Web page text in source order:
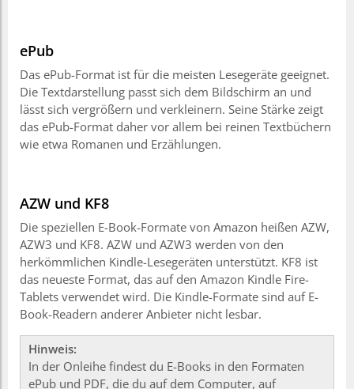
ePub
Das ePub-Format ist für die meisten Lesegeräte geeignet.
Die Textdarstellung passt sich dem Bildschirm an und
lässt sich vergrößern und verkleinern. Seine Stärke zeigt
das ePub-Format daher vor allem bei reinen Textbüchern
wie etwa Romanen und Erzählungen.
AZW und KF8
Die speziellen E-Book-Formate von Amazon heißen AZW,
AZW3 und KF8. AZW und AZW3 werden von den
herkömmlichen Kindle-Lesegeräten unterstützt. KF8 ist
das neueste Format, das auf den Amazon Kindle Fire-
Tablets verwendet wird. Die Kindle-Formate sind auf E-
Book-Readern anderer Anbieter nicht lesbar.
Hinweis:
In der Onleihe findest du E-Books in den Formaten
ePub und PDF, die du auf dem Computer, auf